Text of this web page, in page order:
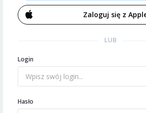
Zaloguj się z
LUB
Login
Hasło